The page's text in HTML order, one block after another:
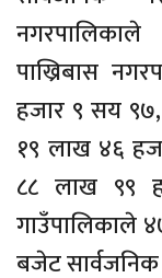
पाख्रिबास
हजार ९ सय
१९ लाख ४६
८८ लाख ९९
गाउँपालिकाले
बजेट